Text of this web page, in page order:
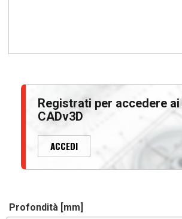
Registrati per accedere
CADv3D
ACCEDI
Profondità [mm]